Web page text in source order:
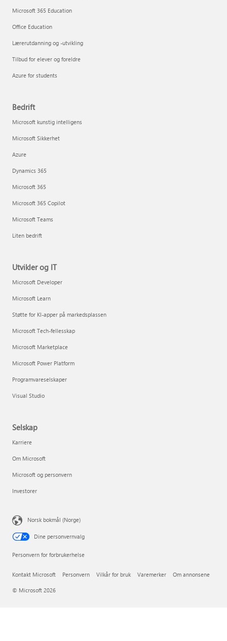
Microsoft 365 Education
Office Education
Lærerutdanning og -utvikling
Tilbud for elever og foreldre
Azure for students
Bedrift
Microsoft kunstig intelligens
Microsoft Sikkerhet
Azure
Dynamics 365
Microsoft 365
Microsoft 365 Copilot
Microsoft Teams
Liten bedrift
Utvikler og IT
Microsoft Developer
Microsoft Learn
Støtte for KI-apper på markedsplassen
Microsoft Tech-fellesskap
Microsoft Marketplace
Microsoft Power Platform
Programvareselskaper
Visual Studio
Selskap
Karriere
Om Microsoft
Microsoft og personvern
Investorer
Norsk bokmål (Norge)
Dine personvernvalg
Personvern for forbrukerhelse
Kontakt Microsoft Personvern Vilkår for bruk Varemerker Om annonsene
© Microsoft 2026